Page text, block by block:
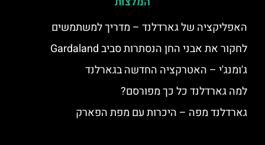
האפליקציה של גארדלנד – מדריך למשתמשים
לחקור את אבני החן הנסתרות סביב Gardaland
ג'ומנג'י – האטרקציה החדשה בגארלנד
למה גארדלנד כל כך מפורסם?
גארדלנד מפה – היכרות עם מפת הפארק